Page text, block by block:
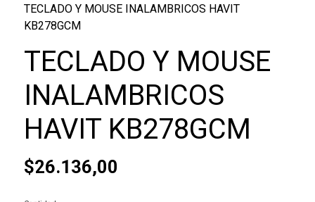
TECLADO Y MOUSE INALAMBRICOS HAVIT
KB278GCM
TECLADO Y MOUSE
INALAMBRICOS
HAVIT KB278GCM
$26.136,00